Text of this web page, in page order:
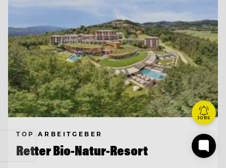
TOP ARBEITGEBER
Retter Bio-Natur-Resort
JOBS